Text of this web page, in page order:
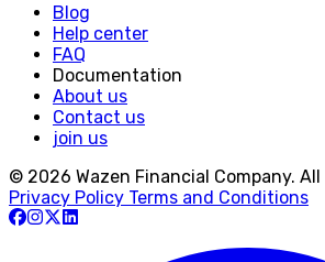
Blog
Help center
FAQ
Documentation
About us
Contact us
join us
© 2026 Wazen Financial Company.
Privacy Policy Terms and Conditions